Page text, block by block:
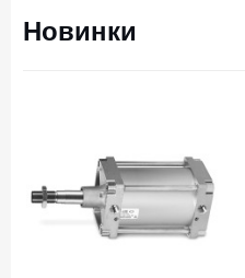
Новинки